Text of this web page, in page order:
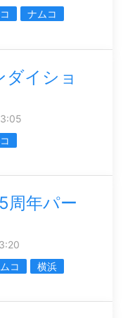
ナムコ
ダイショ
周年パー
コ
横浜